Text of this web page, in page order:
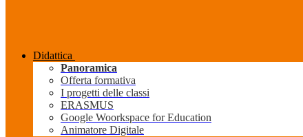
Didattica
Panoramica
Offerta formativa
I progetti delle classi
ERASMUS
Google Woorkspace for Education
Animatore Digitale